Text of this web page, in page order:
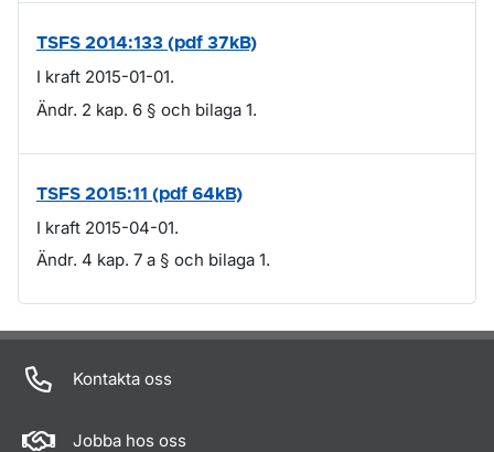
TSFS 2014:133 (pdf 37kB)
I kraft 2015-01-01.
Ändr. 2 kap. 6 § och bilaga 1.
TSFS 2015:11 (pdf 64kB)
I kraft 2015-04-01.
Ändr. 4 kap. 7 a § och bilaga 1.
Om sidan
Kontakta oss
Jobba hos oss